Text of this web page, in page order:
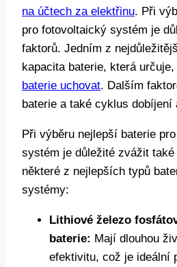
na účtech za elektřinu. Při
pro fotovoltaický systém je
faktorů. Jedním z
kapacita baterie, která určuje,
baterie uchovat. Dalším
baterie a také cyklus dobíjení
Při výběru nejlepší baterie
systém je důležité zvážit
některé z nejlepších typů
systémy:
Lithiové železo
baterie: Mají dlouhou
efektivitu, což je ideální